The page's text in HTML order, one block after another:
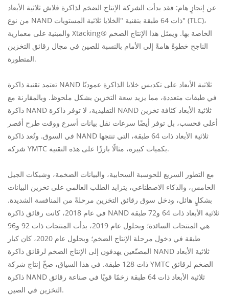
عن إنجازٍ هام: فقد بدأت الشركة الإنتاج الضخم لذاكرة فلاش ثلاثية الأبعاد
من نوع NAND ذات 64 طبقة بتقنية "الخلايا ثلاثية المستويات" (TLC)،
والمبنية على معمارية Xtacking® الخاصة بها. ويمثل هذا الإنتاج الضخم
الناجح خطوةً هامةً إلى الأمام بالنسبة للصين في مجال رقائق التخزين
المتطورة.
تعتمد تقنية ذاكرة NAND ثلاثية الأبعاد على تكديس خلايا الذاكرة عموديًا
في طبقات متعددة، مما يزيد سعة التخزين بشكل ملحوظ. وبالمقارنة مع
ذاكرة NAND التقليدية، لا توفر ذاكرة NAND ثلاثية الأبعاد كثافة تخزين
أعلى فحسب، بل توفر أيضًا سرعات نقل بيانات أسرع ووقت طرح أقصر
في السوق. وتُعد ذاكرة NAND ثلاثية الأبعاد ذات 64 طبقة، التي تنتجها
شركة YMTC بكميات كبيرة، مثالًا بارزًا على هذه التقنية.
مع التطور السريع للحوسبة السحابية، والبيانات الضخمة، وشبكات الجيل
الخامس، والذكاء الاصطناعي، يتزايد الطلب العالمي على تخزين البيانات
بشكلٍ هائل، ودخل سوق رقائق التخزين مرحلةً من المنافسة الشديدة.
في عام 2018، كانت رقائق ذاكرة NAND ثلاثية الأبعاد ذات 64 و72 طبقة
هي المنتجات السائدة؛ وبحلول عام 2019، بدأت المنتجات ذات 92 و96
طبقة في دخول مرحلة الإنتاج الضخم؛ وبحلول عام 2020، كان كبار
المصنّعين يهدفون إلى الإنتاج الضخم لرقائق ذاكرة NAND ثلاثية الأبعاد
ذات 128 طبقة. في هذا السياق، ضخّ إنتاج شركة YMTC الضخم لرقائق
ذاكرة NAND ثلاثية الأبعاد ذات 64 طبقة زخمًا قويًا في صناعة رقائق
التخزين في الصين.